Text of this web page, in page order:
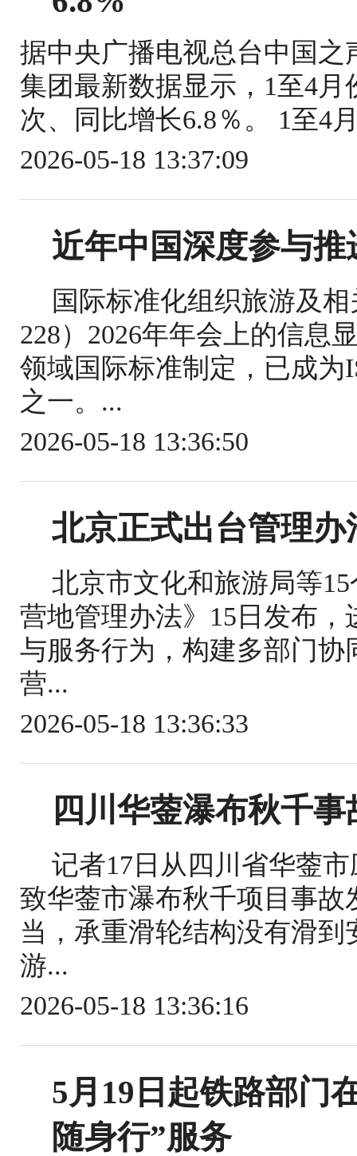
据中央广播电视总台中国
集团最新数据显示，1至4月
次、同比增长6.8％。 1至4
2026-05-18 13:37:09
近年中国深度参与
国际标准化组织旅游及
228）2026年年会上的信息
领域国际标准制定，已成为
之一。...
2026-05-18 13:36:50
北京正式出台管理
北京市文化和旅游局等
营地管理办法》15日发布
与服务行为，构建多部门
营...
2026-05-18 13:36:33
四川华蓥瀑布秋千
记者17日从四川省华蓥
致华蓥市瀑布秋千项目事
当，承重滑轮结构没有滑
游...
2026-05-18 13:36:16
5月19日起铁路部门
随身行”服务